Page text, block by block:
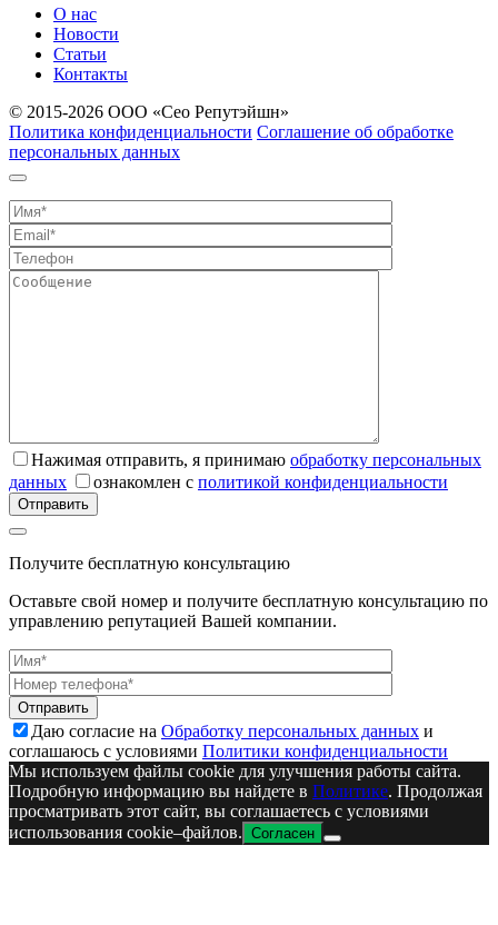
О нас
Новости
Статьи
Контакты
© 2015-2026 ООО «Сео Репутэйшн»
Политика конфиденциальности Соглашение об обработке
персональных данных
Нажимая отправить, я принимаю обработку персональных
данных
ознакомлен с политикой конфиденциальности
Получите бесплатную консультацию
Оставьте свой номер и получите бесплатную консультацию по
управлению репутацией Вашей компании.
Даю согласие на Обработку персональных данных и
соглашаюсь с условиями Политики конфиденциальности
Мы используем файлы cookie для улучшения работы сайта.
Подробную информацию вы найдете в Политике. Продолжая
просматривать этот сайт, вы соглашаетесь с условиями
использования cookie–файлов. Согласен